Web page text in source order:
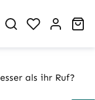
Du hast 0
als ihr Ruf?